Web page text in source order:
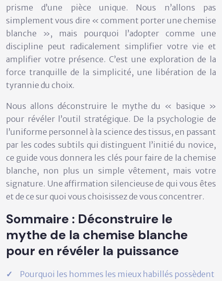
prisme d’une pièce unique. Nous n’allons pas
simplement vous dire « comment porter une chemise
blanche », mais pourquoi l’adopter comme une
discipline peut radicalement simplifier votre vie et
amplifier votre présence. C’est une exploration de la
force tranquille de la simplicité, une libération de la
tyrannie du choix.
Nous allons déconstruire le mythe du « basique »
pour révéler l’outil stratégique. De la psychologie de
l’uniforme personnel à la science des tissus, en passant
par les codes subtils qui distinguent l’initié du novice,
ce guide vous donnera les clés pour faire de la chemise
blanche, non plus un simple vêtement, mais votre
signature. Une affirmation silencieuse de qui vous êtes
et de ce sur quoi vous choisissez de vous concentrer.
Sommaire : Déconstruire le
mythe de la chemise blanche
pour en révéler la puissance
Pourquoi les hommes les mieux habillés possèdent